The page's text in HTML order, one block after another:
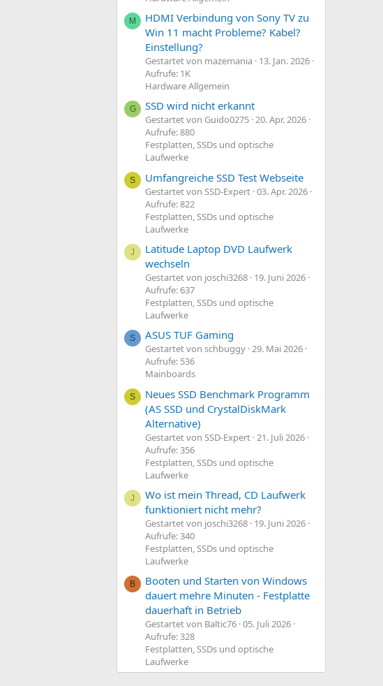
M
HDMI Verbindung von Sony TV zu
Win 11 macht Probleme? Kabel?
Einstellung?
Gestartet von mazemania 13. Jan. 2026
Aufrufe: 1K
Hardware Allgemein
G SSD wird nicht erkannt
Gestartet von Guido0275 20. Apr. 2026
Aufrufe: 880
Festplatten, SSDs und optische
Laufwerke
S Umfangreiche SSD Test Webseite
Gestartet von SSD-Expert 03. Apr. 2026
Aufrufe: 822
Festplatten, SSDs und optische
Laufwerke
J
Latitude Laptop DVD Laufwerk
wechseln
Gestartet von joschi3268 19. Juni 2026
Aufrufe: 637
Festplatten, SSDs und optische
Laufwerke
S ASUS TUF Gaming
Gestartet von schbuggy 29. Mai 2026
Aufrufe: 536
Mainboards
S
Neues SSD Benchmark Programm
(AS SSD und CrystalDiskMark
Alternative)
Gestartet von SSD-Expert 21. Juli 2026
Aufrufe: 356
Festplatten, SSDs und optische
Laufwerke
J
Wo ist mein Thread, CD Laufwerk
funktioniert nicht mehr?
Gestartet von joschi3268 19. Juni 2026
Aufrufe: 340
Festplatten, SSDs und optische
Laufwerke
B
Booten und Starten von Windows
dauert mehre Minuten - Festplatte
dauerhaft in Betrieb
Gestartet von Baltic76 05. Juli 2026
Aufrufe: 328
Festplatten, SSDs und optische
Laufwerke